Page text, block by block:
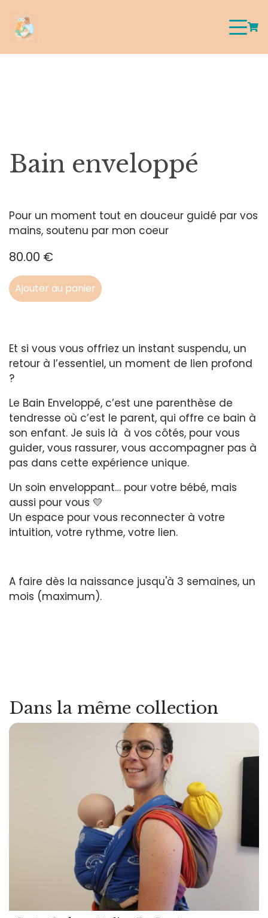
Bain enveloppé
Pour un moment tout en douceur guidé par vos
mains, soutenu par mon coeur
80.00 €
Ajouter au panier
Et si vous vous offriez un instant suspendu, un
retour à l’essentiel, un moment de lien profond
?
Le Bain Enveloppé, c’est une parenthèse de
tendresse où c’est le parent, qui offre ce bain à
son enfant. Je suis là à vos côtés, pour vous
guider, vous rassurer, vous accompagner pas à
pas dans cette expérience unique.
Un soin enveloppant… pour votre bébé, mais
aussi pour vous 💛
Un espace pour vous reconnecter à votre
intuition, votre rythme, votre lien.
A faire dès la naissance jusqu'à 3 semaines, un
mois (maximum).
Dans la même collection